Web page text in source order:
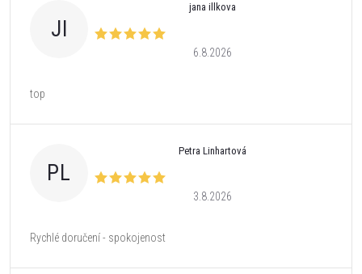
JI
jana illkova
6.8.2026
top
PL
Petra Linhartová
3.8.2026
Rychlé doručení - spokojenost